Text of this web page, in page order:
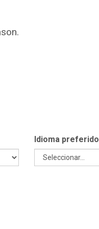
Idioma preferido